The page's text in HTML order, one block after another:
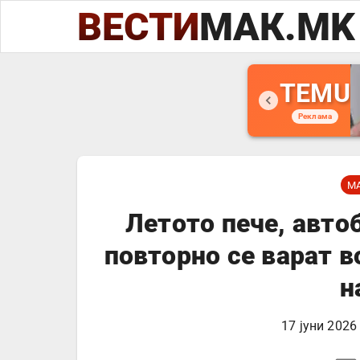
ВЕСТИМАК.MK
TEMU
Реклама
Летото пече,
повторно се варат
17 јуни 2026